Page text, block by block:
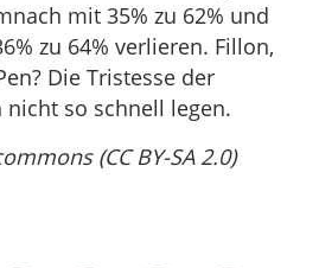
mit 35% zu 62% und
zu 64% verlieren. Fillon,
Die Tristesse der
nicht so schnell legen.
(CC BY-SA 2.0)